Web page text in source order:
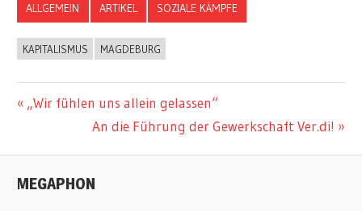
ALLGEMEIN ARTIKEL SOZIALE KÄMPFE
KAPITALISMUS MAGDEBURG
Beitragsnavigation
Vorheriger
„Wir fühlen uns allein gelassen“
Nächster
An die Führung der Gewerkschaft Ver.di!
MEGAPHON